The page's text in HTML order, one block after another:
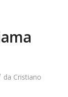
da Cristiano